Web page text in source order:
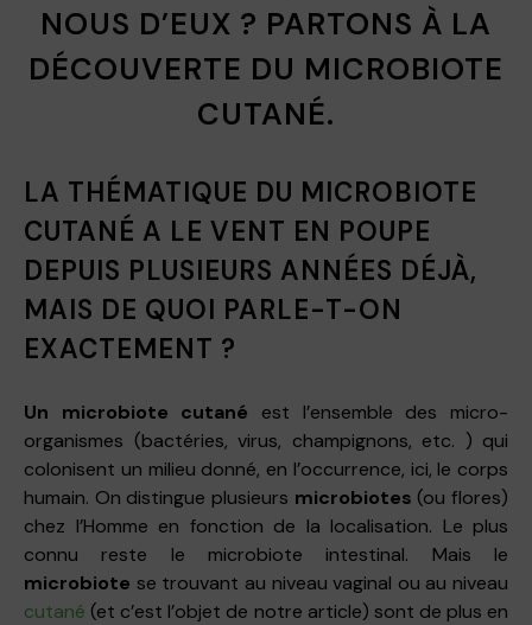
NOUS D’EUX ? PARTONS À LA
DÉCOUVERTE DU MICROBIOTE
CUTANÉ.
LA THÉMATIQUE DU MICROBIOTE
CUTANÉ A LE VENT EN POUPE
DEPUIS PLUSIEURS ANNÉES DÉJÀ,
MAIS DE QUOI PARLE-T-ON
EXACTEMENT ?
Un microbiote cutané est l’ensemble des micro-
organismes (bactéries, virus, champignons, etc. ) qui
colonisent un milieu donné, en l’occurrence, ici, le corps
humain. On distingue plusieurs microbiotes (ou flores)
chez l’Homme en fonction de la localisation. Le plus
connu reste le microbiote intestinal. Mais le
microbiote se trouvant au niveau vaginal ou au niveau
cutané (et c’est l’objet de notre article) sont de plus en